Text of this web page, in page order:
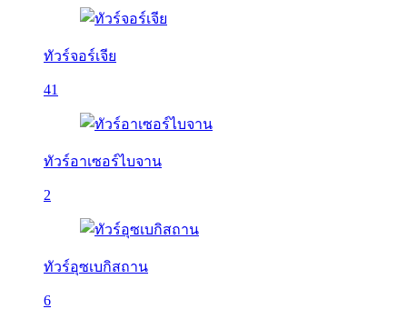
ทัวร์จอร์เจีย
41
ทัวร์อาเซอร์ไบจาน
2
ทัวร์อุซเบกิสถาน
6